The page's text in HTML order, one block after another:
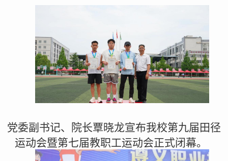
党委副书记、院长覃晓龙宣布我校第九届田径
运动会暨第七届教职工运动会正式闭幕。